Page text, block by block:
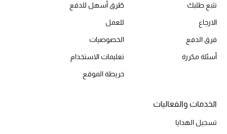
دليل ملتزمات الحقائب
حقائب الأطفال
أبرز الحقائب
تتبع طلبك
الارجاع
فرق الدفع
أسئلة مكررة
طُرق أسهل للدفع
للعمل
الخصوصيات
تعليمات الاستخدام
خريطة الموقع
الخدمات والفعاليات
تسجيل الهدايا